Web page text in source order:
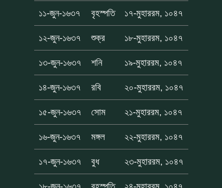
১১-জুন-১৬৩৭ বৃহস্পতি ১৭-মুহাররম, ১০৪৭
১২-জুন-১৬৩৭ শুক্র ১৮-মুহাররম, ১০৪৭
১৩-জুন-১৬৩৭ শনি ১৯-মুহাররম, ১০৪৭
১৪-জুন-১৬৩৭ রবি ২০-মুহাররম, ১০৪৭
১৫-জুন-১৬৩৭ সোম ২১-মুহাররম, ১০৪৭
১৬-জুন-১৬৩৭ মঙ্গল ২২-মুহাররম, ১০৪৭
১৭-জুন-১৬৩৭ বুধ ২৩-মুহাররম, ১০৪৭